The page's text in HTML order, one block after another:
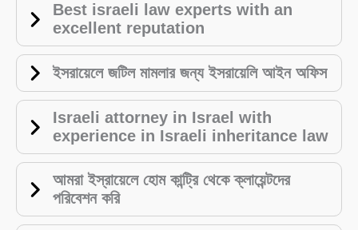
Best israeli law experts with an
excellent reputation
ইসরায়েলে জটিল মামলার জন্য ইসরায়েলি আইন অফিস
Israeli attorney in Israel with
experience in Israeli inheritance law
আমরা ইস্রায়েলে হোম কান্ট্রি থেকে ক্লায়েন্টদের
পরিবেশন করি